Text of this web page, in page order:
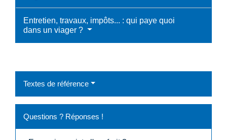
Entretien, travaux, impôts... : qui paye quoi
dans un viager ?
Textes de référence
Questions ? Réponses !